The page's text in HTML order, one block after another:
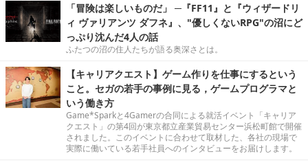
「冒険は楽しいものだ」 ─『FF11』と『ウィザードリ
ィ ヴァリアンツ ダフネ』、"優しくないRPG"の沼にど
っぷり沈んだ4人の話
ふたつの沼の住人たちが語る奥深さとは。
【キャリアクエスト】ゲーム作りを仕事にするという
こと。セガの若手の事例に見る，ゲームプログラマと
いう働き方
Game*Sparkと4Gamerの合同による就活イベント「キャリア
クエスト」の第4回が東京都立産業貿易センター浜松町館で開催
されました。このイベントに合わせて取材した、各社の現場で
実際に働いている若手社員へのインタビューをお届けします。